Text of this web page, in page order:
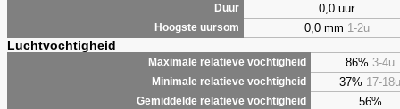
Duur 0,0 uur
Hoogste uursom 0,0 mm 1-2u
Luchtvochtigheid
Maximale relatieve vochtigheid 86% 3-4u
Minimale relatieve vochtigheid 37% 17-18u
Gemiddelde relatieve vochtigheid 56%